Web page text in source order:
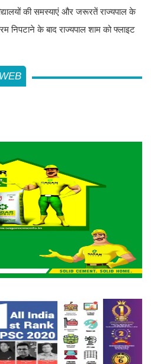
की समस्याएं और जरूरतें राज्यपाल के
निपटाने के बाद राज्यपाल शाम को फ्लाइट